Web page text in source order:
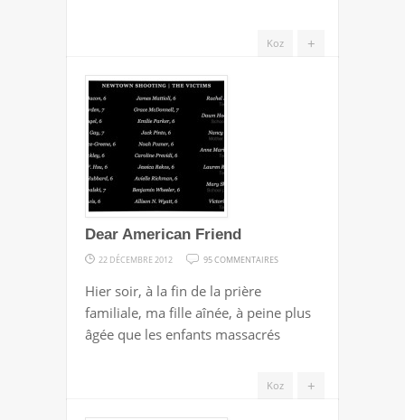
+
Koz
Dear American Friend
22 DÉCEMBRE 2012 95 COMMENTAIRES
FRIEND
Hier soir, à la fin de la prière
familiale, ma fille aînée, à peine plus
âgée que les enfants massacrés
+
Koz